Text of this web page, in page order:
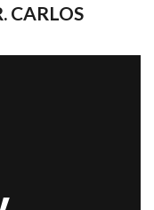
CARLOS